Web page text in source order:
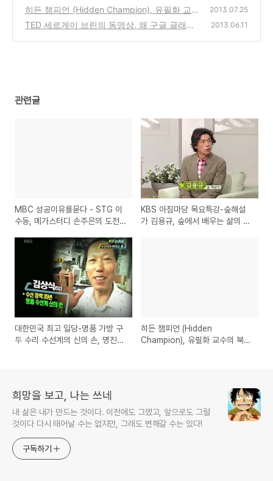
계의 신의 손, 명진사 김상식
(0)
히든 챔피언 (Hidden Champion), 유필화 교
수의 북세미나 강연 교육내용 정리
(0)
2013.07.25
TED 세르게이 브린의 동영상, 왜 구글 글래스
2013.06.11
관련글
MBC 성공이유를묻다 - STG 이
수동, 메가스터디 손주은의 도전
KBS 아침마당 목요특강-숲해설
가 김용규, 숲에서 배우는 삶의 지
대한민국 최고 일당-명품 가방 구
두 수리 수선계의 신의 손, 명진사
히든 챔피언 (Hidden
Champion), 유필화 교수의 북세
희망을 보고, 나는 쓰네
내 삶은 내가 만드는 것이다. 이전에도 그랬고, 앞으로도 그럴
것이다 다시 태어날 수는 없지만, 그래도 변해갈 수는 있다!
구독하기